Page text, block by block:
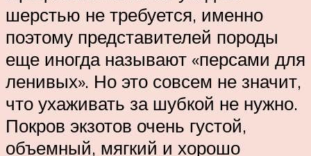
шерстью не требуется, именно
поэтому представителей породы
еще иногда называют «персами для
ленивых». Но это совсем не значит,
что ухаживать за шубкой не нужно.
Покров экзотов очень густой,
объемный, мягкий и хорошо